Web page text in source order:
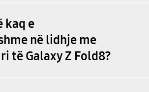
kaq e
në lidhje me
të Galaxy Z Fold8?